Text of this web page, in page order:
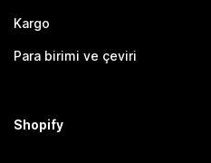
Kargo
Para birimi ve çeviri
Shopify